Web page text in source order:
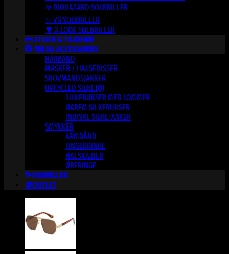
☣️ BIOHAZARD SOLBRILLER
✨ VG SOLBRILLER
🌳 X-LOOP SOLBRILLER
👜 ETUIER & TILBEHØR
🧥 TØJ OG ACCESSORIES
HÅRBÅND
MASKER / HALSEDISSER
SKOVMANDSJAKKER
UPCYCLED SILKETØJ
SILKEBUKSER MED LOMMER
HAREM SILKEBUKSER
INDISKE SILKETASKER
SMYKKER
ARMBÅND
FINGERRINGE
HALSKÆDER
ØRERINGE
⛷️SKIBRILLER
🪙OUTLET